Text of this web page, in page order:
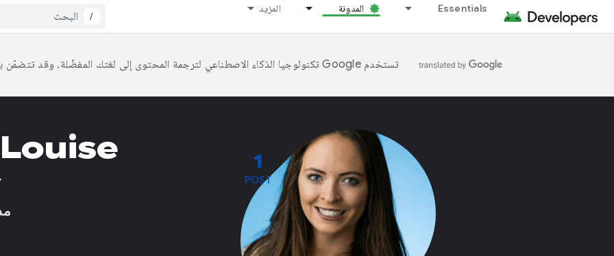
Essentials المدونة المزيد
/
تستخدم Google تكنولوجيا الذكاء الاصطناعي لترجمة المحتوى إلى لغتك المفضّلة، وقد تتضمّن بعض الأخطاء.
1
POST